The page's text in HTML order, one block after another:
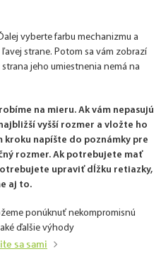
vyberte farbu mechanizmu a
strane. Potom sa vám zobrazí
jeho umiestnenia nemá na
na mieru. Ak vám nepasujú
vyšší rozmer a vložte ho
kroku napíšte do poznámky pre
rozmer. Ak potrebujete mať
upraviť dĺžku retiazky,
aj to.
ponúknuť nekompromisnú
ďalšie výhody
sa sami